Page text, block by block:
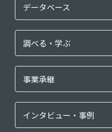
データベース
調べる・学ぶ
事業承継
インタビュー・事例